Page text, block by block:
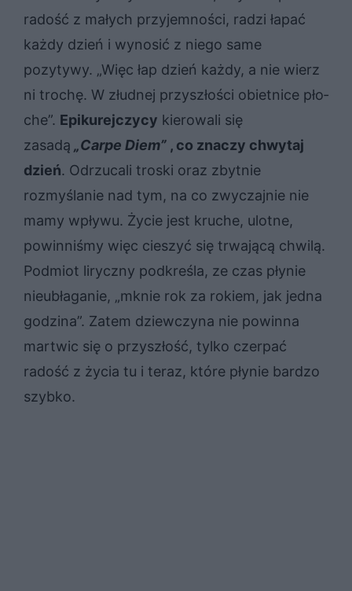
radość z małych przyjemności, radzi łapać
każdy dzień i wynosić z niego same
pozytywy. „Więc łap dzień każ­dy, a nie wierz
ni tro­chę. W złud­nej przy­szło­ści obiet­ni­ce pło­
che”. Epikurejczycy kierowali się
zasadą „Carpe Diem” , co znaczy chwytaj
dzień. Odrzucali troski oraz zbytnie
rozmyślanie nad tym, na co zwyczajnie nie
mamy wpływu. Życie jest kruche, ulotne,
powinniśmy więc cieszyć się trwającą chwilą.
Podmiot liryczny podkreśla, ze czas płynie
nieubłaganie, „mknie rok za ro­kiem, jak jed­na
go­dzi­na”. Zatem dziewczyna nie powinna
martwic się o przyszłość, tylko czerpać
radość z życia tu i teraz, które płynie bardzo
szybko.